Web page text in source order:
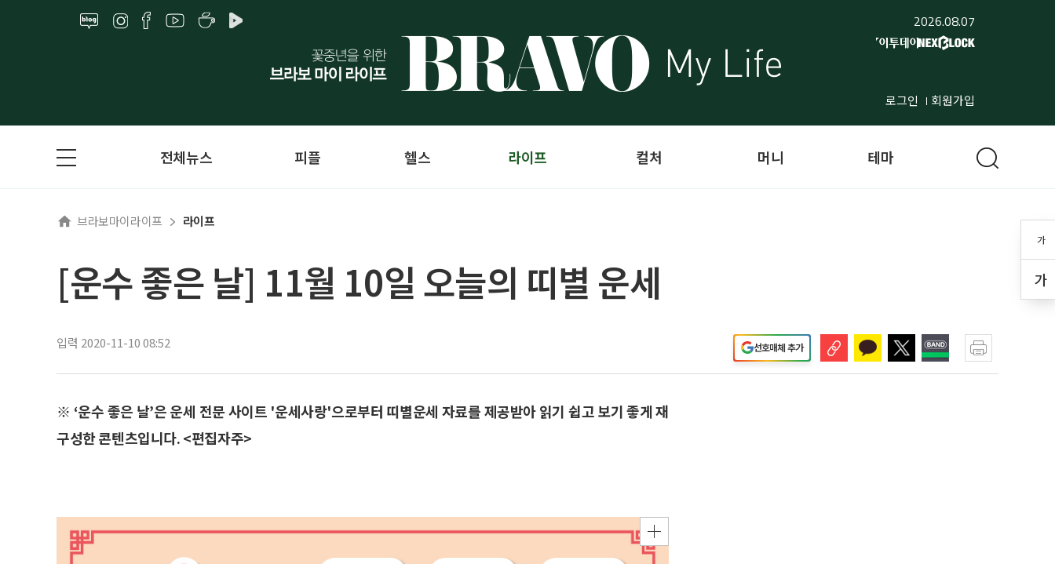
2026.08.07
로그인 회원가입
가
가
전체뉴스 피플 헬스 라이프 컬처 머니 테마
브라보마이라이프 라이프
[운수 좋은 날] 11월 10일 오늘의 띠별 운세
입력 2020-11-10 08:52 선호매체 추가
※ ‘운수 좋은 날’은 운세 전문 사이트 '운세사랑'으로부터 띠별운세 자료를 제공받아 읽기 쉽고 보기 좋게 재
구성한 콘텐츠입니다. <편집자주>